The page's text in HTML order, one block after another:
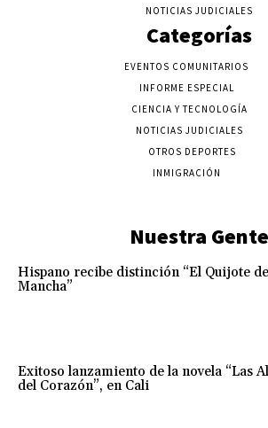
NOTICIAS JUDICIALES
Categorías
EVENTOS COMUNITARIOS
INFORME ESPECIAL
CIENCIA Y TECNOLOGÍA
NOTICIAS JUDICIALES
OTROS DEPORTES
INMIGRACIÓN
Nuestra Gente
Hispano recibe distinción “El Quijote
Mancha”
Exitoso lanzamiento de la novela “Las
del Corazón”, en Cali